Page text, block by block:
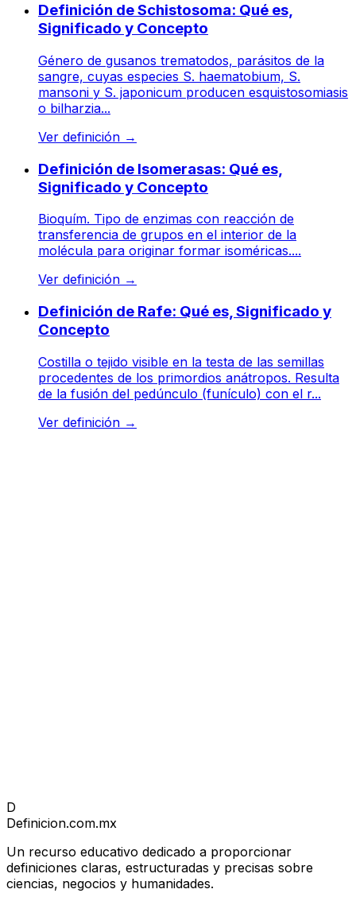
Definición de Schistosoma: Qué es,
Significado y Concepto
Género de gusanos trematodos, parásitos de la
sangre, cuyas especies S. haematobium, S.
mansoni y S. japonicum producen esquistosomiasis
o bilharzia...
Ver definición →
Definición de Isomerasas: Qué es,
Significado y Concepto
Bioquím. Tipo de enzimas con reacción de
transferencia de grupos en el interior de la
molécula para originar formar isoméricas....
Ver definición →
Definición de Rafe: Qué es, Significado y
Concepto
Costilla o tejido visible en la testa de las semillas
procedentes de los primordios anátropos. Resulta
de la fusión del pedúnculo (funículo) con el r...
Ver definición →
D
Definicion.com.mx
Un recurso educativo dedicado a proporcionar
definiciones claras, estructuradas y precisas sobre
ciencias, negocios y humanidades.